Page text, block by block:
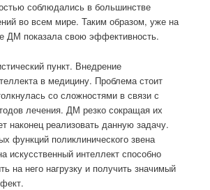
соблюдались в большинстве
во всем мире. Таким образом, уже на
ДМ показала свою эффективность.
пункт. Внедрение
в медицину. Проблема стоит
со сложностями в связи с
лечения. ДМ резко сокращая их
наконец реализовать данную задачу.
функций поликлинического звена
искусственный интеллект способно
на него нагрузку и получить значимый